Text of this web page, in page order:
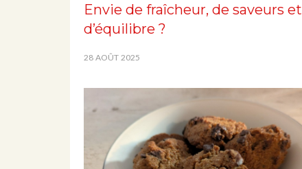
Envie de fraîcheur, de saveurs et
d’équilibre ?
28 AOÛT 2025